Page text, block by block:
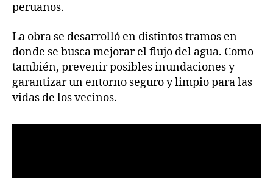
peruanos.
La obra se desarrolló en distintos tramos en
donde se busca mejorar el flujo del agua. Como
también, prevenir posibles inundaciones y
garantizar un entorno seguro y limpio para las
vidas de los vecinos.